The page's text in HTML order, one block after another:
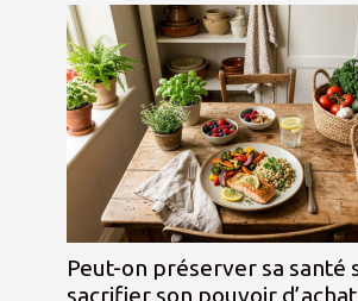
Peut-on préserver sa santé
sacrifier son pouvoir d’achat